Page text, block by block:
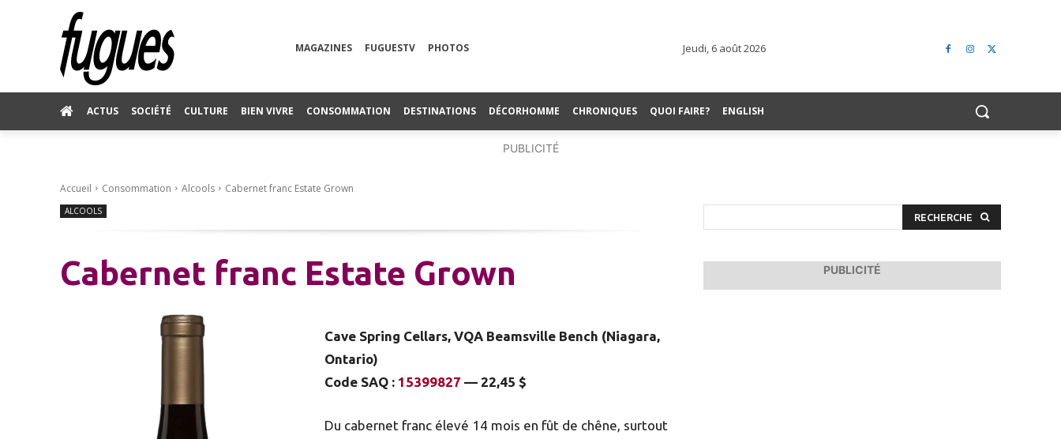
MAGAZINES FUGUESTV PHOTOS Jeudi, 6 août 2026
ACTUS SOCIÉTÉ CULTURE BIEN VIVRE CONSOMMATION DESTINATIONS DÉCORHOMME CHRONIQUES QUOI FAIRE? ENGLISH
PUBLICITÉ
Accueil Consommation Alcools Cabernet franc Estate Grown
ALCOOLS
Cabernet franc Estate Grown
Cave Spring Cellars, VQA Beamsville Bench (Niagara,
Ontario)
Code SAQ : 15399827 — 22,45 $
Du cabernet franc élevé 14 mois en fût de chêne, surtout
RECHERCHE
PUBLICITÉ